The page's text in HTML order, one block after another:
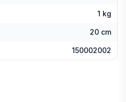
1 kg
20 cm
150002002